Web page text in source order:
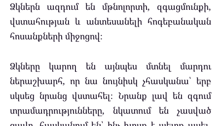
Ձկներն ազդում են մթնոլորտի, զգացմունքի,
վստահության և անտեսանելի հոգեբանական
հոսանքների միջոցով։
Ձկները կարող են այնպես մտնել մարդու
ներաշխարհ, որ նա նույնիսկ չհասկանա՝ երբ
սկսեց նրանց վստահել։ Նրանք լավ են զգում
տրամադրությունները, նկատում են չասված